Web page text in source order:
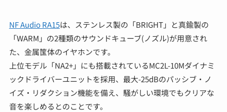
NF Audio RA15は、ステンレス製の「BRIGHT」と真鍮製の
「WARM」の2種類のサウンドキューブ(ノズル)が用意され
た、金属筺体のイヤホンです。
上位モデル「NA2+」にも搭載されているMC2L-10Mダイナミ
ックドライバーユニットを採用、最大-25dBのパッシブ・ノ
イズ・リダクション機能を備え、騒がしい環境でもクリアな
音を楽しめるとのことです。